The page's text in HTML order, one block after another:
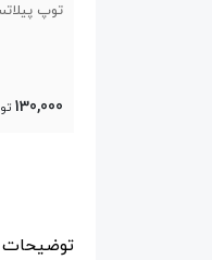
توضیحات